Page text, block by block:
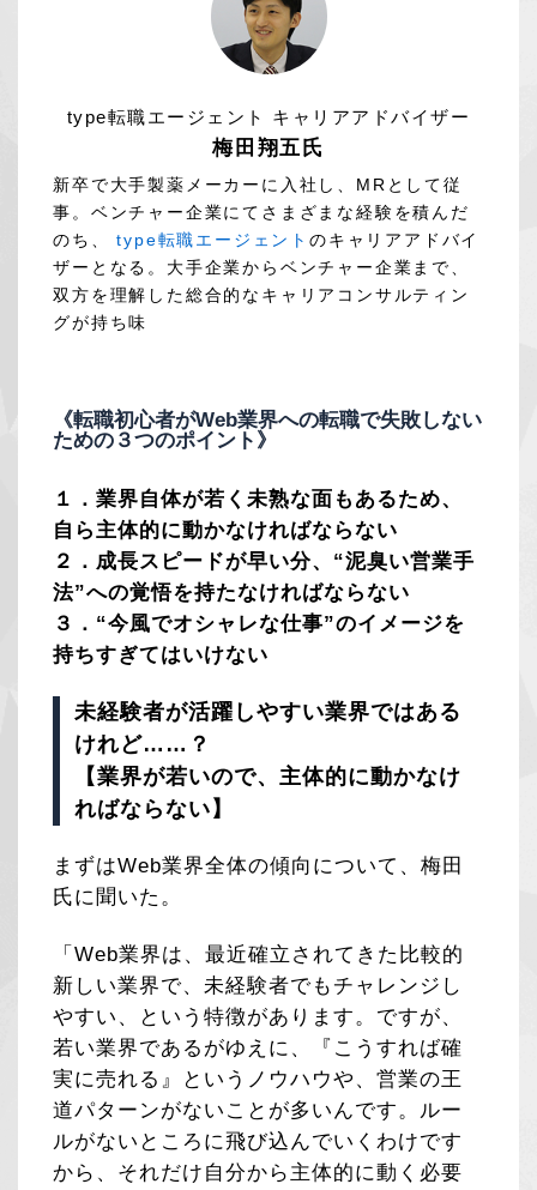
type転職エージェント キャリアアドバイザー
梅田翔五氏
新卒で大手製薬メーカーに入社し、MRとして従
事。ベンチャー企業にてさまざまな経験を積んだ
のち、type転職エージェントのキャリアアドバイ
ザーとなる。大手企業からベンチャー企業まで、
双方を理解した総合的なキャリアコンサルティン
グが持ち味
《転職初心者がWeb業界への転職で失敗しない
ための３つのポイント》
１．業界自体が若く未熟な面もあるため、
自ら主体的に動かなければならない
２．成長スピードが早い分、“泥臭い営業手
法”への覚悟を持たなければならない
３．“今風でオシャレな仕事”のイメージを
持ちすぎてはいけない
未経験者が活躍しやすい業界ではある
けれど……？
【業界が若いので、主体的に動かなけ
ればならない】
まずはWeb業界全体の傾向について、梅田
氏に聞いた。
「Web業界は、最近確立されてきた比較的
新しい業界で、未経験者でもチャレンジし
やすい、という特徴があります。ですが、
若い業界であるがゆえに、『こうすれば確
実に売れる』というノウハウや、営業の王
道パターンがないことが多いんです。ルー
ルがないところに飛び込んでいくわけです
から、それだけ自分から主体的に動く必要